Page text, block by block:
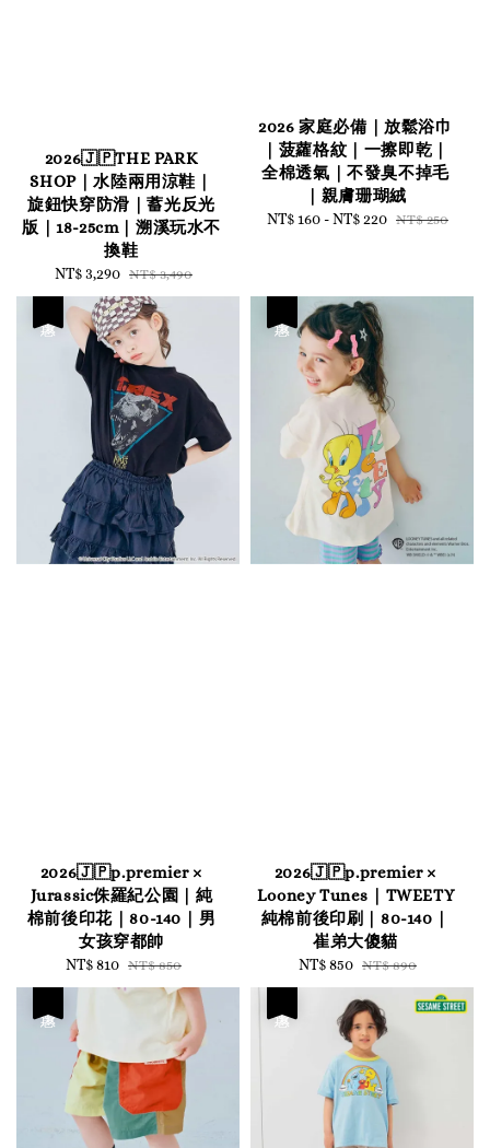
2026🇯🇵THE PARK
SHOP｜水陸兩用涼鞋｜
旋鈕快穿防滑｜蓄光反光
版｜18-25cm｜溯溪玩水不
換鞋
Sale
price
NT$ 3,290 Regular
price
NT$ 3,490
2026 家庭必備｜放鬆浴巾
｜菠蘿格紋｜一擦即乾｜
全棉透氣｜不發臭不掉毛
｜親膚珊瑚絨
Sale
NT$ 160 -NT$ 220 Regular
NT$ 250
2026🇯🇵p.premier ×
Jurassic侏羅紀公園｜純
棉前後印花｜80-140｜男
女孩穿都帥
Sale
price
NT$ 810 Regular
price
NT$ 850
2026🇯🇵p.premier ×
Looney Tunes｜TWEETY
純棉前後印刷｜80-140｜
崔弟大傻貓
Sale
price
NT$ 850 Regular
price
NT$ 890